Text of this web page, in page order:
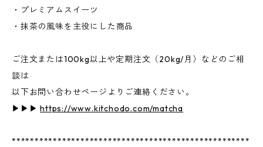
・プレミアムスイーツ
・抹茶の風味を主役にした商品
ご注文または100kg以上や定期注文（20kg/月）などのご相
談は
以下お問い合わせページよりご連絡ください。
▶︎▶︎▶︎https://www.kitchodo.com/matcha
****************************************************